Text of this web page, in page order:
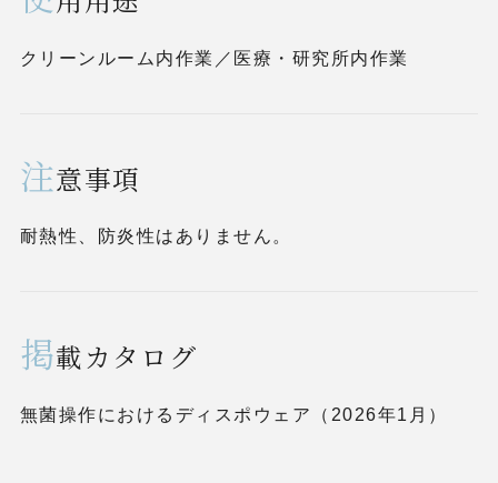
クリーンルーム内作業／医療・研究所内作業
注意事項
耐熱性、防炎性はありません。
掲載カタログ
無菌操作におけるディスポウェア（2026年1月）